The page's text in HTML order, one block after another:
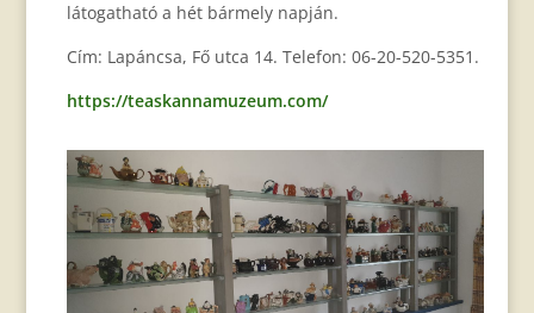
látogatható a hét bármely napján.
Cím: Lapáncsa, Fő utca 14. Telefon: 06-20-520-5351.
https://teaskannamuzeum.com/